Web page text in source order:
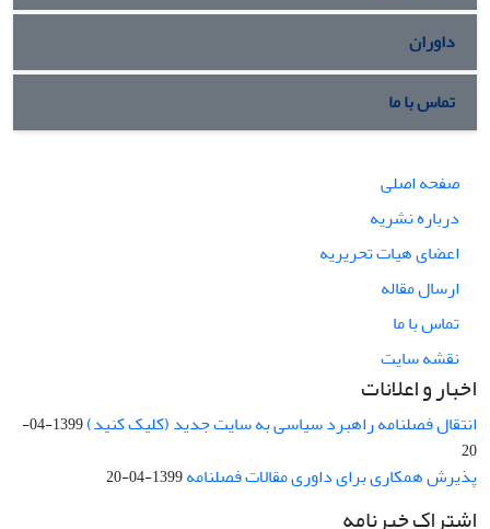
داوران
تماس با ما
صفحه اصلی
درباره نشریه
اعضای هیات تحریریه
ارسال مقاله
تماس با ما
نقشه سایت
اخبار و اعلانات
انتقال فصلنامه راهبرد سیاسی به سایت جدید (کلیک کنید)
1399-04-
20
پذیرش همکاری برای داوری مقالات فصلنامه1399-04-20
اشتراک خبرنامه